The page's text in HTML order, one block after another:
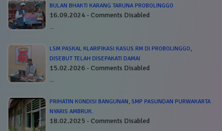
BULAN BHAKTI KARANG TARUNA PROBOLINGGO
16.09.2024 - Comments Disabled
…
LSM PASKAL KLARIFIKASI KASUS RM DI PROBOLINGGO,
DISEBUT TELAH DISEPAKATI DAMAI
15.02.2026 - Comments Disabled
…
PRIHATIN KONDISI BANGUNAN, SMP PASUNDAN PURWAKARTA
NYARIS AMBRUK.
18.02.2025 - Comments Disabled